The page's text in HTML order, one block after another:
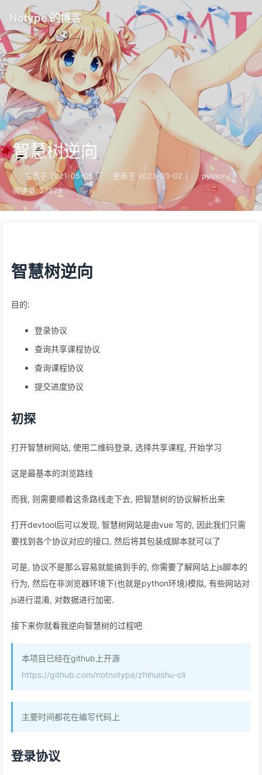
Notype 的博客
智慧树逆向
发表于 2021-05-05 | 更新于 2023-03-02 python
阅读量: 27828
智慧树逆向
目的:
登录协议
查询共享课程协议
查询课程协议
提交进度协议
初探
打开智慧树网站, 使用二维码登录, 选择共享课程, 开始学习
这是最基本的浏览路线
而我, 则需要顺着这条路线走下去, 把智慧树的协议解析出来
打开devtool后可以发现, 智慧树网站是由vue 写的, 因此我们只需
要找到各个协议对应的接口, 然后将其包装成脚本就可以了
可是, 协议不是那么容易就能搞到手的, 你需要了解网站上js脚本的
行为, 然后在非浏览器环境下(也就是python环境)模拟, 有些网站对
js进行混淆, 对数据进行加密.
接下来你就看我逆向智慧树的过程吧
本项目已经在github上开源
https://github.com/notnotype/zhihuishu-cli
主要时间都花在编写代码上
登录协议